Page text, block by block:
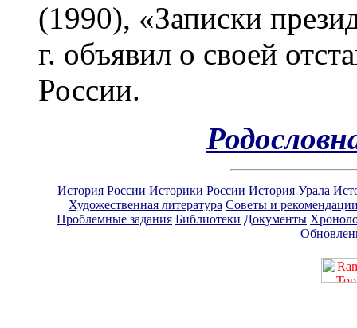
(1990), «Записки
г. объявил о своей
России.
История России Историки России История Урала
Художественная литература Советы и
Проблемные задания Библиотеки Документы